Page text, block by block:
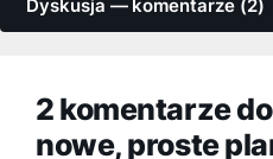
Dyskusja — komentarze (2)
2 komentarze
nowe, proste